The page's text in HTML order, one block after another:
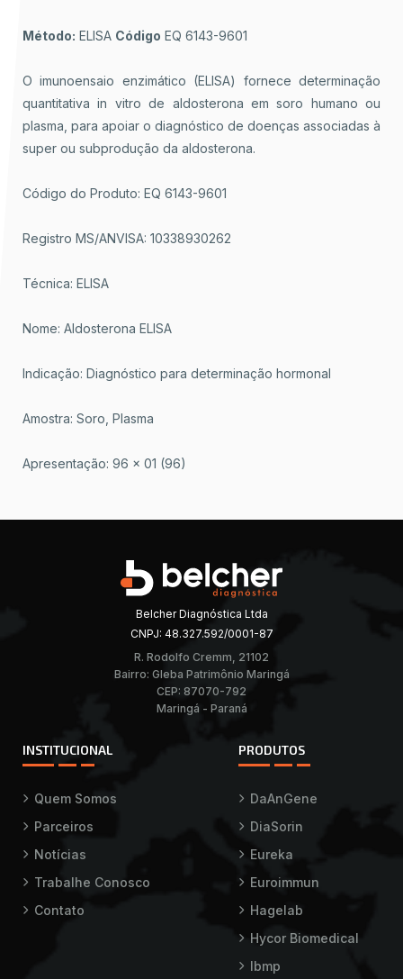
Método: ELISA Código EQ 6143-9601
O imunoensaio enzimático (ELISA) fornece determinação
quantitativa in vitro de aldosterona em soro humano ou
plasma, para apoiar o diagnóstico de doenças associadas à
super ou subprodução da aldosterona.
Código do Produto: EQ 6143-9601
Registro MS/ANVISA: 10338930262
Técnica: ELISA
Nome: Aldosterona ELISA
Indicação: Diagnóstico para determinação hormonal
Amostra: Soro, Plasma
Apresentação: 96 x 01 (96)
Belcher Diagnóstica Ltda
CNPJ: 48.327.592/0001-87
R. Rodolfo Cremm, 21102
Bairro: Gleba Patrimônio Maringá
CEP: 87070-792
Maringá - Paraná
INSTITUCIONAL
Quem Somos
Parceiros
Notícias
Trabalhe Conosco
Contato
PRODUTOS
DaAnGene
DiaSorin
Eureka
Euroimmun
Hagelab
Hycor Biomedical
Ibmp